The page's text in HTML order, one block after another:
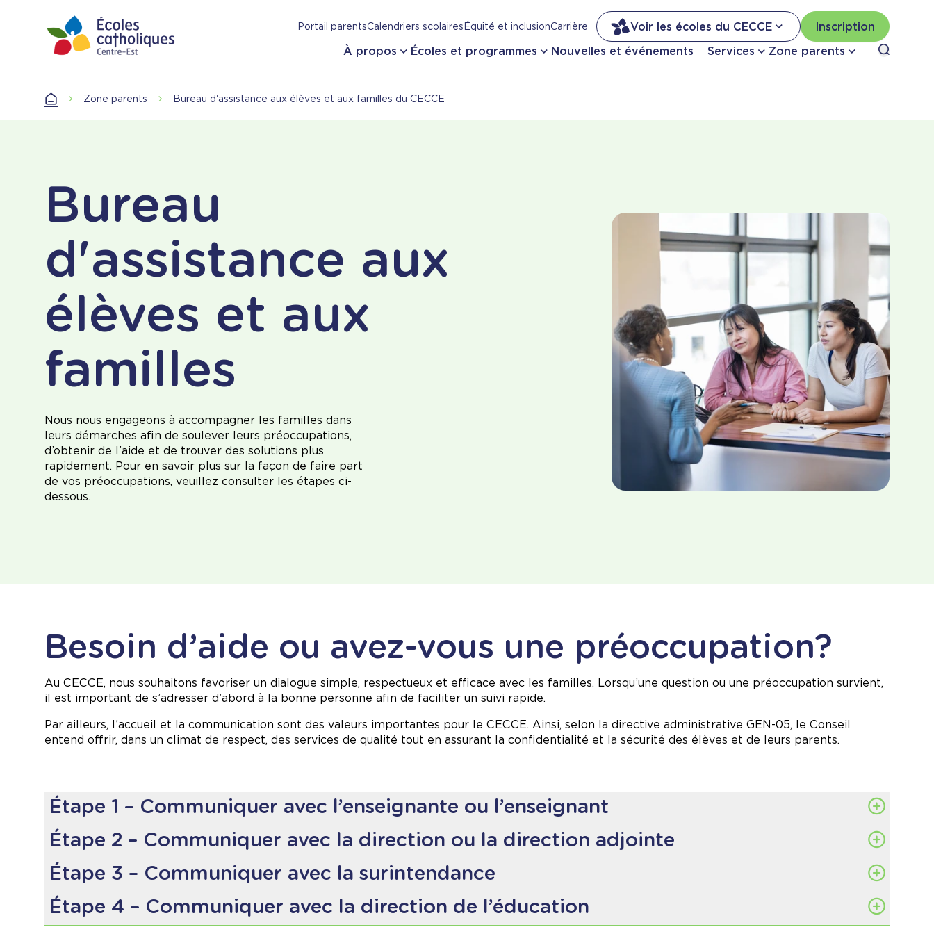
Portail parentsCalendriers scolairesÉquité et inclusionCarrière Voir les écoles du CECCE Inscription
À propos Écoles et programmes Nouvelles et événements Services Zone parents Ouvrir le
AccueilZone parents Bureau d'assistance aux élèves et aux familles du CECCE
Bureau
d'assistance aux
élèves et aux
familles
Nous nous engageons à accompagner les familles dans
leurs démarches afin de soulever leurs préoccupations,
d’obtenir de l’aide et de trouver des solutions plus
rapidement. Pour en savoir plus sur la façon de faire part
de vos préoccupations, veuillez consulter les étapes ci-
dessous.
Besoin d’aide ou avez-vous une préoccupation?
Au CECCE, nous souhaitons favoriser un dialogue simple, respectueux et efficace avec les familles. Lorsqu’une question ou une préoccupation survient,
il est important de s’adresser d’abord à la bonne personne afin de faciliter un suivi rapide.
Par ailleurs, l’accueil et la communication sont des valeurs importantes pour le CECCE. Ainsi, selon la directive administrative GEN-05, le Conseil
entend offrir, dans un climat de respect, des services de qualité tout en assurant la confidentialité et la sécurité des élèves et de leurs parents.
Étape 1 – Communiquer avec l’enseignante ou l’enseignant
La première personne à contacter est l’enseignante ou l’enseignant de votre enfant.
Cette personne peut vous aider notamment pour :
la vie en salle de classe;
l’évaluation du rendement;
les devoirs et travaux;
Étape 2 – Communiquer avec la direction ou la direction adjointe
Si votre question dépasse le cadre de la salle de classe ou si vous souhaitez un suivi additionnel après l’étape 1, vous pouvez
communiquer avec la direction ou la direction adjointe de l’école.
L’équipe à la direction peut vous aider notamment pour :
Étape 3 – Communiquer avec la surintendance
Si la situation n’est pas résolue, vous pouvez communiquer avec la surintendance responsable de la supervision de votre école.
pouvez trouver cette information sur cette page
Étape 4 – Communiquer avec la direction de l’éducation